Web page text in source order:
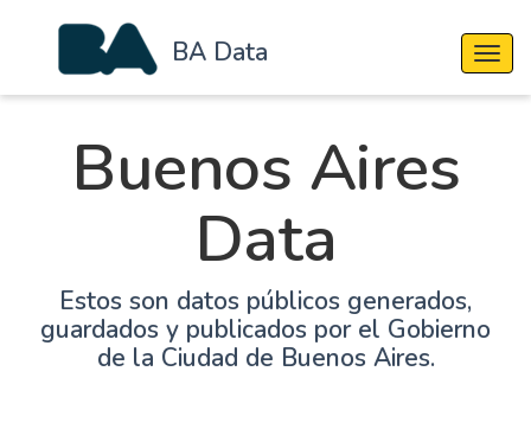
BA Data
Buenos Aires
Data
Estos son datos públicos generados,
guardados y publicados por el Gobierno
de la Ciudad de Buenos Aires.